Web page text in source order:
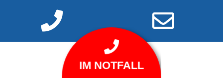
IM NOTFALL
IM NOTFALL